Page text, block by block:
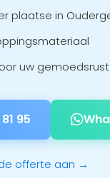
plaatse in
uw gemoedsrust
95
offerte aan →